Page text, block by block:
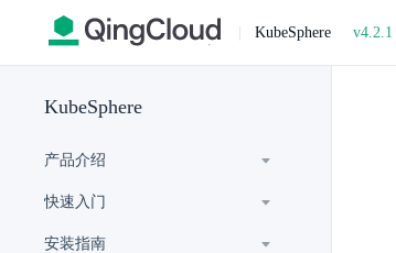
| KubeSphere v4.2.1
KubeSphere
产品介绍
快速入门
安装指南